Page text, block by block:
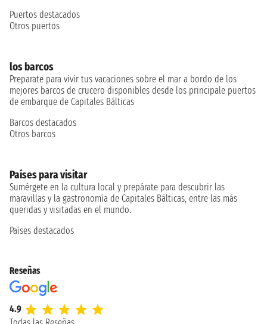
Puertos destacados
Otros puertos
los barcos
Preparate para vivir tus vacaciones sobre el mar a bordo de los
mejores barcos de crucero disponibles desde los principale puertos
de embarque de Capitales Bálticas
Barcos destacados
Otros barcos
Países para visitar
Sumérgete en la cultura local y prepárate para descubrir las
maravillas y la gastronomía de Capitales Bálticas, entre las más
queridas y visitadas en el mundo.
Países destacados
Reseñas
4.9